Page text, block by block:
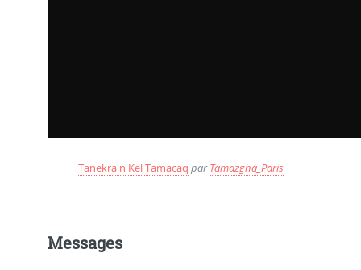
Tanekra n Kel Tamacaq parTamazgha_Paris
Messages